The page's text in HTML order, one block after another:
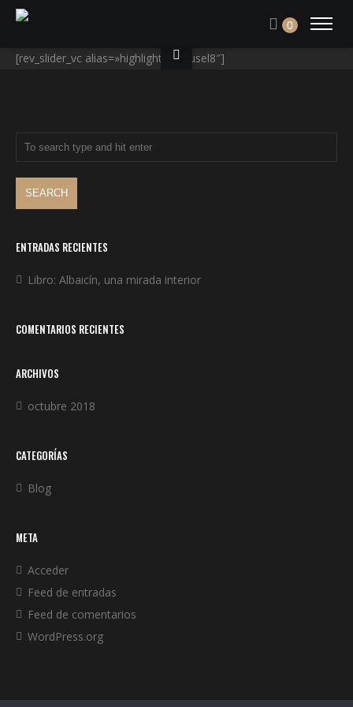
0
[rev_slider_vc alias=»highlight-carousel8″]
ENTRADAS RECIENTES
Libro: Albaicín, una mirada interior
COMENTARIOS RECIENTES
ARCHIVOS
octubre 2018
CATEGORÍAS
Blog
META
Acceder
Feed de entradas
Feed de comentarios
WordPress.org